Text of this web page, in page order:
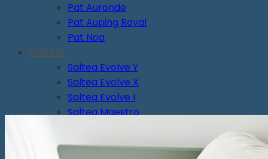
Pat Auronde
Pat Auping Royal
Pat Noa
Saltele
Saltea Evolve Y
Saltea Evolve X
Saltea Evolve I
Saltea Maestro
Saltea tapițată Box Spring Deluxe